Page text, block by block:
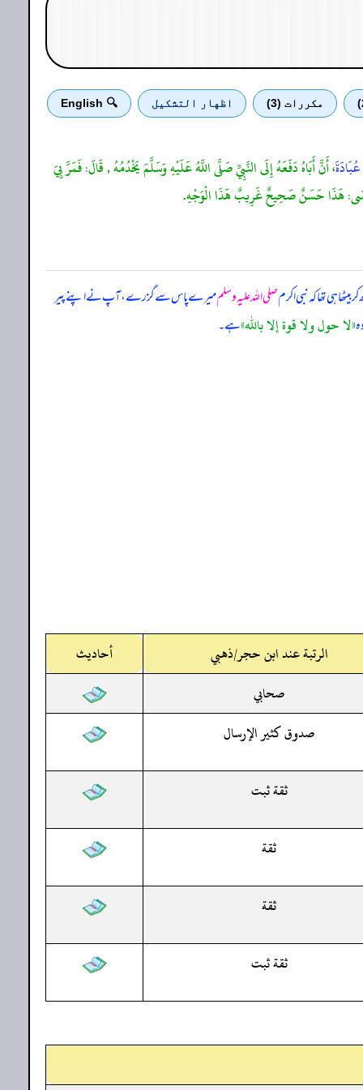
مكررات (3) اظهار التشكيل 🔍 English
، أَنَّ أَبَاهُ دَفَعَهُ إِلَى النَّبِيِّ صَلَّى اللَّهُ عَلَيْهِ وَسَلَّمَ يَخْدُمُهُ , قَالَ: فَمَرَّ بِيَ
عِيسَى: هَذَا حَسَنٌ صَحِيحٌ غَرِيبٌ هَذَا الْوَجْهِ.
ہی تھا کہ نبی اکرمصلی اللہ علیہ وسلممیرے پاس سے گزرے، آپ نے اپنے پیر
«لا حول ولا قوة إلا بالله»ہے۔
الرتبة عند ابن حجر/ذهبي
أحاديث
صحابي
صدوق كثير الإرسال
ثقة ثبت
ثقة
ثقة
ثقة ثبت